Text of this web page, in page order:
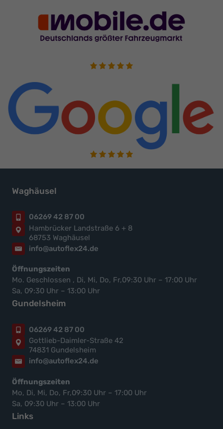
Waghäusel
06269 42 87 00
Hambrücker Landstraße 6 + 8
68753 Waghäusel
info@autoflex24.de
Öffnungszeiten
Mo. Geschlossen , Di, Mi, Do, Fr,09:30 Uhr – 17:00 Uhr
Sa, 09:30 Uhr – 13:00 Uhr
Gundelsheim
06269 42 87 00
Gottlieb-Daimler-Straße 42
74831 Gundelsheim
info@autoflex24.de
Öffnungszeiten
Mo, Di, Mi, Do, Fr,09:30 Uhr – 17:00 Uhr
Sa, 09:30 Uhr – 13:00 Uhr
Links